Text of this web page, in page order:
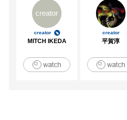
creator
creator
MITCH IKEDA
creator
平賀淳